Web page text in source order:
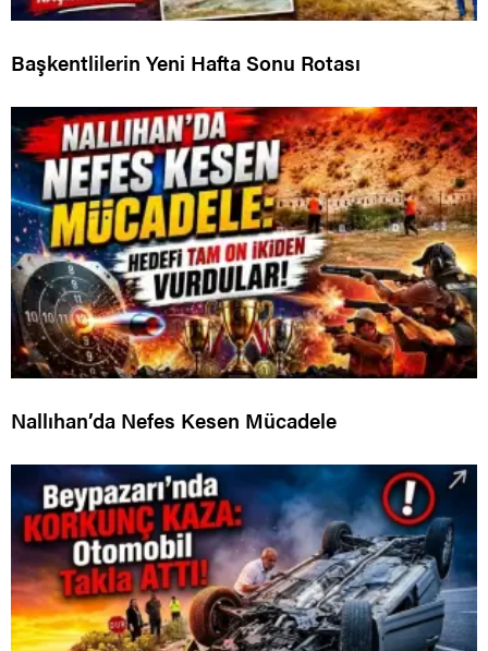
Başkentlilerin Yeni Hafta Sonu Rotası
Nallıhan’da Nefes Kesen Mücadele